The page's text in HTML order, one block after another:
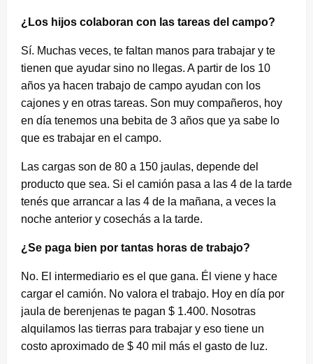
¿Los hijos colaboran con las tareas del campo?
Sí. Muchas veces, te faltan manos para trabajar y te
tienen que ayudar sino no llegas. A partir de los 10
años ya hacen trabajo de campo ayudan con los
cajones y en otras tareas. Son muy compañeros, hoy
en día tenemos una bebita de 3 años que ya sabe lo
que es trabajar en el campo.
Las cargas son de 80 a 150 jaulas, depende del
producto que sea. Si el camión pasa a las 4 de la tarde
tenés que arrancar a las 4 de la mañana, a veces la
noche anterior y cosechás a la tarde.
¿Se paga bien por tantas horas de trabajo?
No. El intermediario es el que gana. Él viene y hace
cargar el camión. No valora el trabajo. Hoy en día por
jaula de berenjenas te pagan $ 1.400. Nosotras
alquilamos las tierras para trabajar y eso tiene un
costo aproximado de $ 40 mil más el gasto de luz.